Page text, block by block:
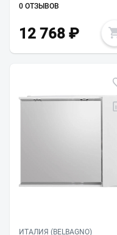
0 ОТЗЫВОВ
12 768 ₽
ИТАЛИЯ (BELBAGNO)